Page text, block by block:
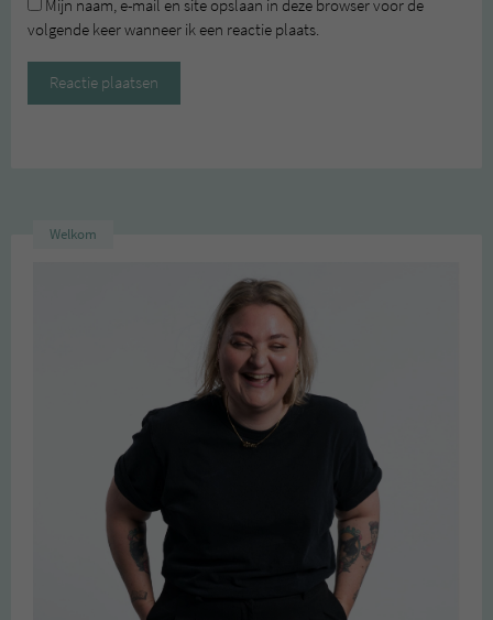
Mijn naam, e-mail en site opslaan in deze browser voor de
volgende keer wanneer ik een reactie plaats.
Welkom